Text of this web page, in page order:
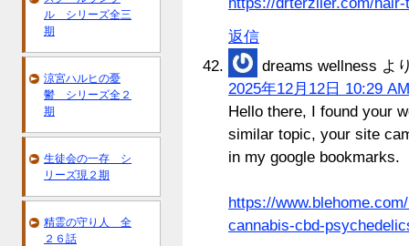
返信
dreams wellness よ
2025年12月12日 10:29 AM
Hello there, I found your
similar topic, your site
in my google bookmarks.
https://
cannabis-cbd-
ル シリーズ全三
期
涼宮ハルヒの憂
鬱 シリーズ全２
期
生徒会の一存 シ
リーズ現２期
精霊の守り人 全
２６話